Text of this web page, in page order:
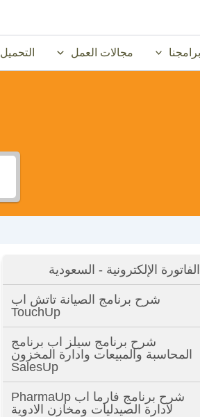
برامجنا مجالات العمل التحميل
الفاتورة الإلكترونية - السعودية
شرح برنامج الصيانة تاتش اب
TouchUp
شرح برنامج سيلز اب برنامج
المحاسبة والمبيعات وادارة المخزون
SalesUp
شرح برنامج فارما اب PharmaUp
لادارة الصيدليات ومخازن الادوية